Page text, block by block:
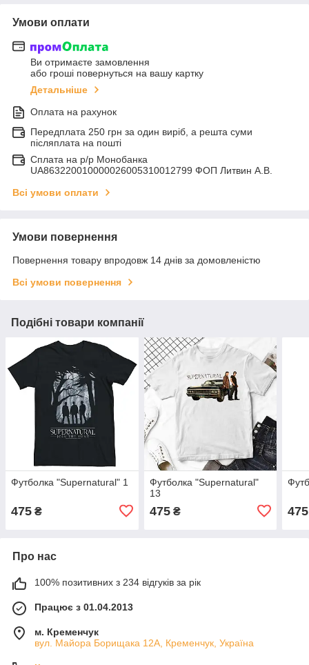
Умови оплати
Ви отримаєте замовлення
або гроші повернуться на вашу картку
Детальніше
Оплата на рахунок
Передплата 250 грн за один виріб, а решта суми
післяплата на пошті
Сплата на р/р Монобанка
UA863220010000026005310012799 ФОП Литвин А.В.
Всі умови оплати
Умови повернення
Повернення товару впродовж 14 днів за домовленістю
Всі умови повернення
Подібні товари компанії
Футболка "Supernatural" 1
475 ₴
Футболка "Supernatural"
13
475₴ 475
Про нас
100% позитивних з 234 відгуків за рік
Працює з 01.04.2013
м. Кременчук
вул. Майора Борищака 12А, Кременчук, Україна